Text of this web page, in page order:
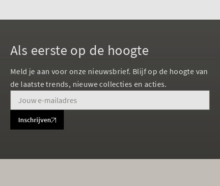
Als eerste op de hoogte
Meld je aan voor onze nieuwsbrief. Blijf op de hoogte van
de laatste trends, nieuwe collecties en acties.
Inschrijven